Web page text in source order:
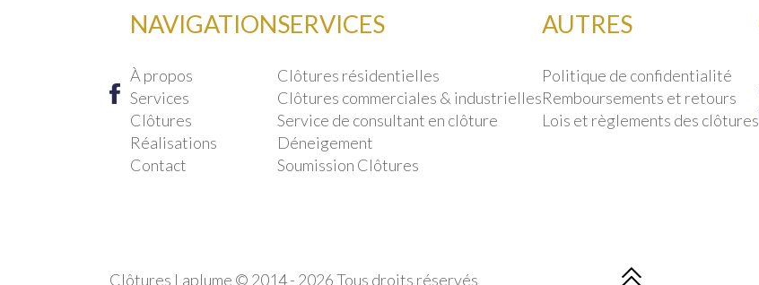
NAVIGATION
À propos
Services
Clôtures
Réalisations
Contact
SERVICES
Clôtures résidentielles
Clôtures commerciales & industrielles
Service de consultant en clôture
Déneigement
Soumission Clôtures
AUTRES
Politique de confidentialité
Remboursements et retours
Lois et règlements des clôtures
Clôtures Laplume © 2014 - 2026 Tous droits réservés